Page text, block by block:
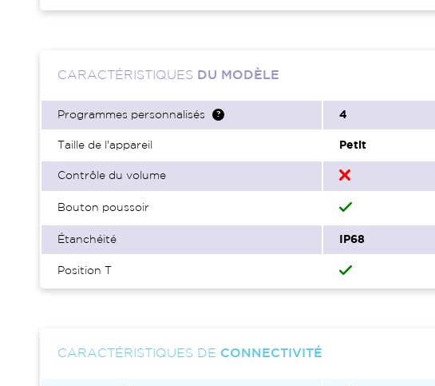
CARACTÉRISTIQUES DU MODÈLE
Programmes personnalisés 4
Taille de l'appareil Petit
Contrôle du volume
Bouton poussoir
Étanchéité IP68
Position T
CARACTÉRISTIQUES DE CONNECTIVITÉ